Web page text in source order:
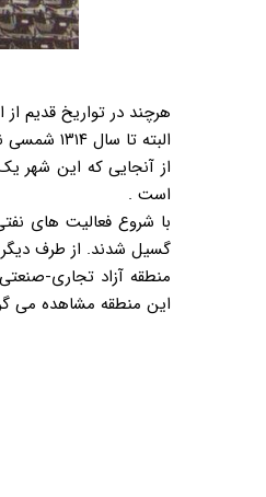
هرچند در تواریخ قدیم
البته تا سال ۱۳۱۴ شمسی نوشتار اسم این شهر به صورت ((عبادان)) بود که با نظر فرهنگستان ایران به شکل آبادان تغییر یافت .
از آنجایی که این شهر
است .
با شروع فعالیت های
گسیل شدند. از طرف دیگر
منطقه آزاد تجاری-صنعتی
این منطقه مشاهده می